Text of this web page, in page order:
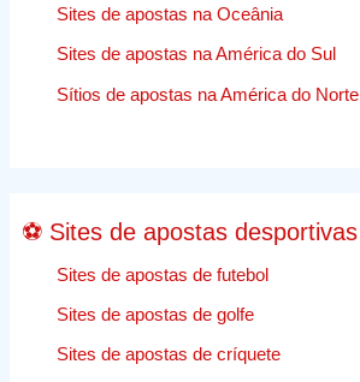
Sites de apostas na Oceânia
Sites de apostas na América do Sul
Sítios de apostas na América do Norte
⚽ Sites de apostas desportivas
Sites de apostas de futebol
Sites de apostas de golfe
Sites de apostas de críquete